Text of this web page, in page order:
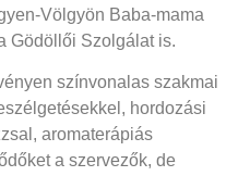
Völgyön Baba-mama
Gödöllői Szolgálat is.
színvonalas szakmai
hordozási
aromaterápiás
a szervezők, de